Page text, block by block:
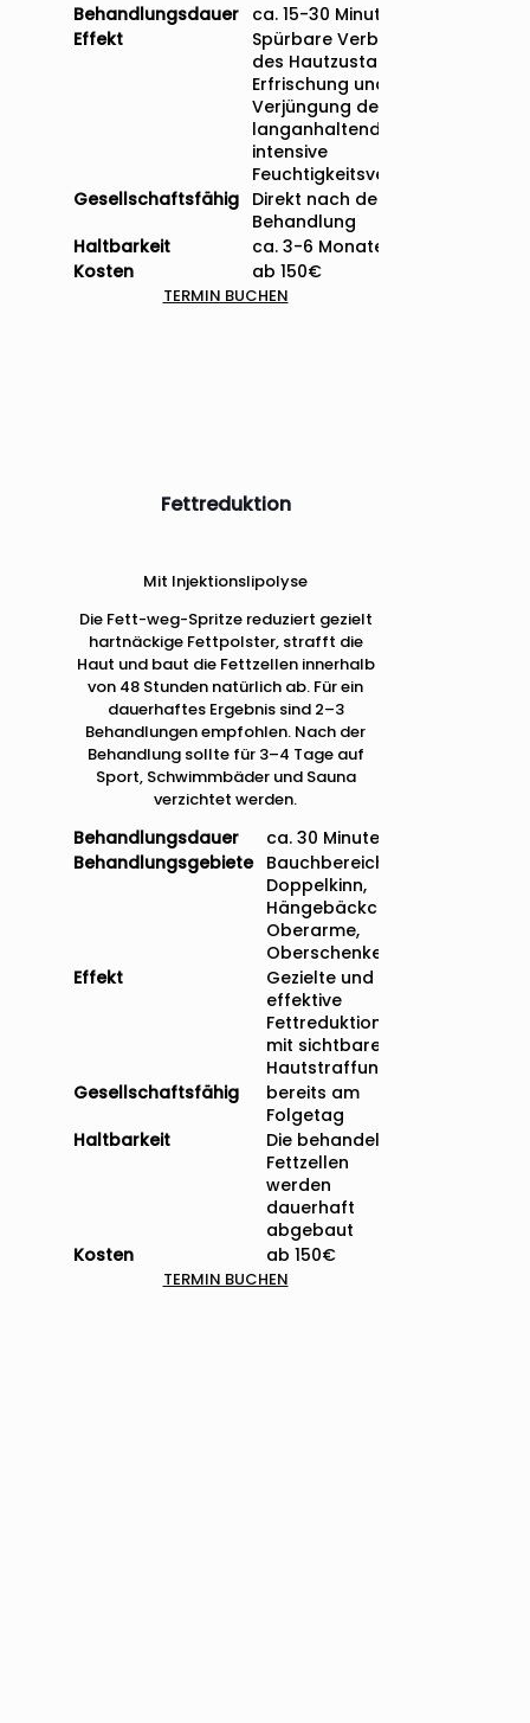
Behandlungsdauer ca. 15-30 Minuten
Effekt
Spürbare Verbesserung
des Hautzustands,
Erfrischung und
Verjüngung der Haut,
langanhaltende,
intensive
Feuchtigkeitsversorgung
Gesellschaftsfähig Direkt nach der
Behandlung
Haltbarkeit
ca. 3-6 Monate
Kosten
ab 150€
TERMIN BUCHEN
Fettreduktion
Mit Injektionslipolyse
Die Fett-weg-Spritze reduziert gezielt
hartnäckige Fettpolster, strafft die
Haut und baut die Fettzellen innerhalb
von 48 Stunden natürlich ab. Für ein
dauerhaftes Ergebnis sind 2–3
Behandlungen empfohlen. Nach der
Behandlung sollte für 3–4 Tage auf
Sport, Schwimmbäder und Sauna
verzichtet werden.
Behandlungsdauer
ca. 30 Minuten
Behandlungsgebiete Bauchbereich,
Doppelkinn,
Hängebäckchen,
Oberarme,
Oberschenkel
Effekt
Gezielte und
effektive
Fettreduktion
mit sichtbarer
Hautstraffung
Gesellschaftsfähig
bereits am
Folgetag
Haltbarkeit
Die behandelten
Fettzellen
werden
dauerhaft
abgebaut
Kosten
ab 150€
TERMIN BUCHEN